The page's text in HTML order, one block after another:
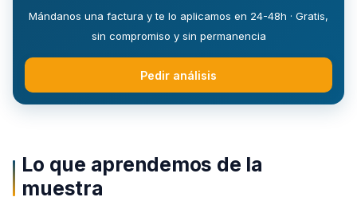
Mándanos una factura y te lo aplicamos en 24-48h · Gratis,
sin compromiso y sin permanencia
Pedir análisis
Lo que aprendemos de la
muestra